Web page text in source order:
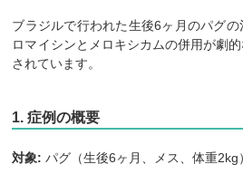
ブラジルで行われた生後6ヶ月のパグ
ロマイシンとメロキシカムの併用が劇
されています。
1. 症例の概要
対象: パグ（生後6ヶ月、メス、体重2kg